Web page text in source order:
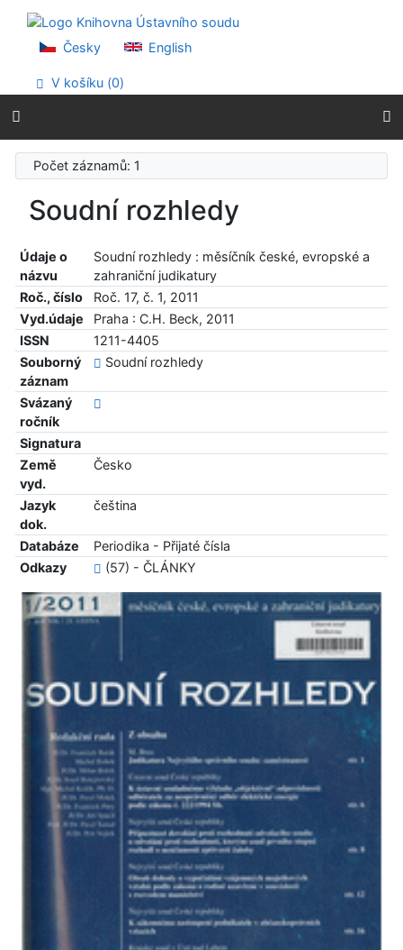
Přejít na menu
Prohlášení o webové přístupnosti
Česky English
V košíku (0)
Počet záznamů: 1
Soudní rozhledy
Údaje o
názvu
Soudní rozhledy : měsíčník české, evropské a
zahraniční judikatury
Roč., číslo
Roč. 17, č. 1, 2011
Vyd.údaje
Praha : C.H. Beck, 2011
ISSN
1211-4405
Souborný
záznam
Soudní rozhledy
Svázaný
ročník
Signatura
Země
vyd.
Česko
Jazyk
dok.
čeština
Databáze
Periodika - Přijaté čísla
Odkazy
(57) - ČLÁNKY